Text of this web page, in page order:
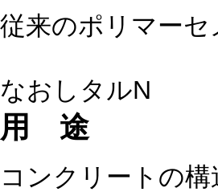
従来のポリマー
なおしタルN
用 途
コンクリートの